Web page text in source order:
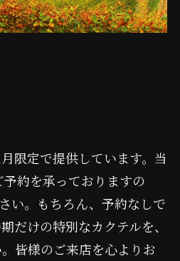
限定で提供しています。当
約を承っておりますの
い。もちろん、予約なしで
だけの特別なカクテルを、
皆様のご来店を心よりお